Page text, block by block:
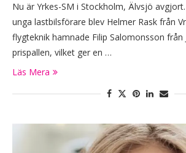
Nu är Yrkes-SM i Stockholm, Älvsjö
unga lastbilsförare blev Helmer Rask från
flygteknik hamnade Filip Salomonsson från
prispallen, vilket ger en …
Läs Mera